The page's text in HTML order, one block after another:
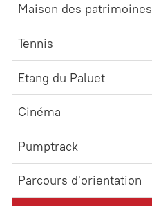
Maison des patrimoines
Tennis
Etang du Paluet
Cinéma
Pumptrack
Parcours d'orientation